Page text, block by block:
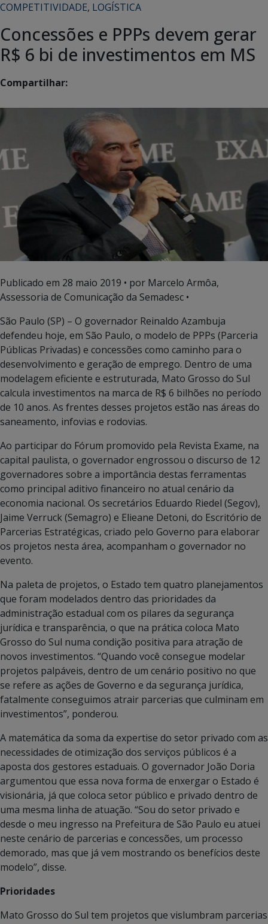
COMPETITIVIDADE, LOGÍSTICA
Concessões e PPPs devem gerar
R$ 6 bi de investimentos em MS
Compartilhar:
Publicado em 28 maio 2019 • por Marcelo Armôa,
Assessoria de Comunicação da Semadesc •
São Paulo (SP) – O governador Reinaldo Azambuja
defendeu hoje, em São Paulo, o modelo de PPPs (Parceria
Públicas Privadas) e concessões como caminho para o
desenvolvimento e geração de emprego. Dentro de uma
modelagem eficiente e estruturada, Mato Grosso do Sul
calcula investimentos na marca de R$ 6 bilhões no período
de 10 anos. As frentes desses projetos estão nas áreas do
saneamento, infovias e rodovias.
Ao participar do Fórum promovido pela Revista Exame, na
capital paulista, o governador engrossou o discurso de 12
governadores sobre a importância destas ferramentas
como principal aditivo financeiro no atual cenário da
economia nacional. Os secretários Eduardo Riedel (Segov),
Jaime Verruck (Semagro) e Elieane Detoni, do Escritório de
Parcerias Estratégicas, criado pelo Governo para elaborar
os projetos nesta área, acompanham o governador no
evento.
Na paleta de projetos, o Estado tem quatro planejamentos
que foram modelados dentro das prioridades da
administração estadual com os pilares da segurança
jurídica e transparência, o que na prática coloca Mato
Grosso do Sul numa condição positiva para atração de
novos investimentos. “Quando você consegue modelar
projetos palpáveis, dentro de um cenário positivo no que
se refere as ações de Governo e da segurança jurídica,
fatalmente conseguimos atrair parcerias que culminam em
investimentos”, ponderou.
A matemática da soma da expertise do setor privado com as
necessidades de otimização dos serviços públicos é a
aposta dos gestores estaduais. O governador João Doria
argumentou que essa nova forma de enxergar o Estado é
visionária, já que coloca setor público e privado dentro de
uma mesma linha de atuação. “Sou do setor privado e
desde o meu ingresso na Prefeitura de São Paulo eu atuei
neste cenário de parcerias e concessões, um processo
demorado, mas que já vem mostrando os benefícios deste
modelo”, disse.
Prioridades
Mato Grosso do Sul tem projetos que vislumbram parcerias